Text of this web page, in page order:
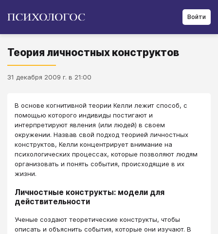
Войти
Теория личностных конструктов
31 декабря 2009 г. в 21:00
В основе когнитивной теории Келли лежит способ, с
помощью которого индивиды постигают и
интерпретируют явления (или людей) в своем
окружении. Назвав свой подход теорией личностных
конструктов, Келли концентрирует внимание на
психологических процессах, которые позволяют людям
организовать и понять события, происходящие в их
жизни.
Личностные конструкты: модели для
действительности
Ученые создают теоретические конструкты, чтобы
описать и объяснить события, которые они изучают. В